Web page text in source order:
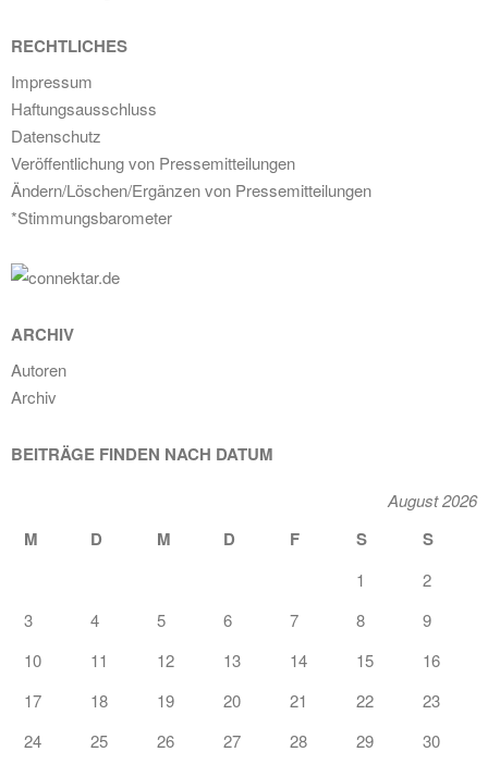
RECHTLICHES
Impressum
Haftungsausschluss
Datenschutz
Veröffentlichung von Pressemitteilungen
Ändern/Löschen/Ergänzen von Pressemitteilungen
*Stimmungsbarometer
ARCHIV
Autoren
Archiv
BEITRÄGE FINDEN NACH DATUM
August 2026
M D M D F S S
1
2
3
4 5 6 7 8
9
10
11 12 13 14 15
16
17
18 19 20 21 22
23
24
25 26 27 28 29 30